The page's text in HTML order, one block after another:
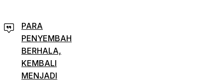
PARA
PENYEMBAH
BERHALA,
KEMBALI
MENJADI